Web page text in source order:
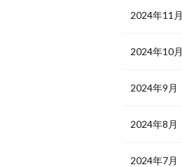
2024年11月
2024年10月
2024年9月
2024年8月
2024年7月